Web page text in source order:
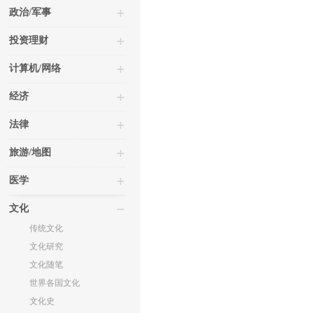
政治/军事
投资理财
计算机/网络
经济
法律
旅游/地图
医学
文化
传统文化
文化研究
文化随笔
世界各国文化
文化史